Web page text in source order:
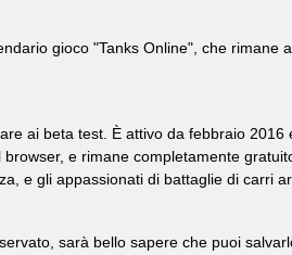
gioco "Tanks Online", che
ai beta test. È attivo da febbraio
e rimane completamente
e gli appassionati di battaglie di carri
sarà bello sapere che puoi